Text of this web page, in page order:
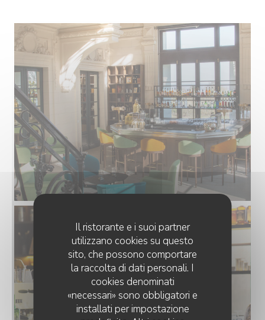
Il ristorante e i suoi partner
utilizzano cookies su questo
sito, che possono comportare
la raccolta di dati personali. I
cookies denominati
«necessari» sono obbligatori e
installati per impostazione